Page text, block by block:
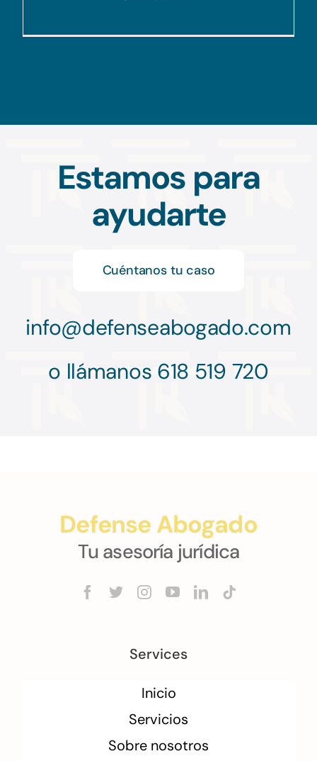
Estamos para
ayudarte
Cuéntanos tu caso
info@defenseabogado.com
o llámanos 618 519 720
Defense Abogado
Tu asesoría jurídica
Services
Inicio
Servicios
Sobre nosotros